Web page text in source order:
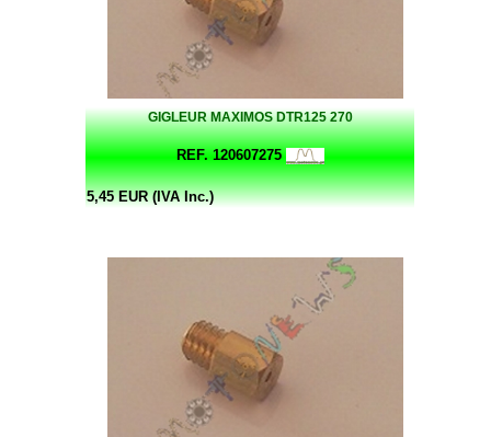
GIGLEUR MAXIMOS DTR125 270
REF. 120607275
5,45 EUR (IVA Inc.)